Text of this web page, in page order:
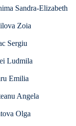
Sandra-Elizabeth
Zoia
Sergiu
Ludmila
Emilia
Angela
Olga